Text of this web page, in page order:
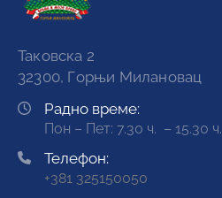
Таковска 2
32300, Горњи Милановац
Радно време:
Пон – Пет: 7.30 ч. – 15.30 ч.
Телефон:
+381 325150050